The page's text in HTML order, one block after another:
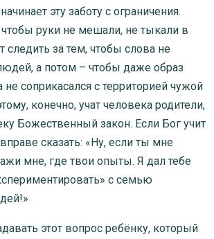
эту заботу с ограничения.
чтобы руки не мешали, не тыкали в
следить за тем, чтобы слова не
а потом – чтобы даже образ
соприкасался с территорией чужой
конечно, учат человека родители,
Божественный закон. Если Бог учит
сказать: «Ну, если ты мне
мне, где твои опыты. Я дал тебе
с семью
этот вопрос ребёнку, который